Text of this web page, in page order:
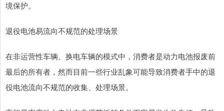
境保护。
退役电池易流向不规范的处理场景
在非运营性车辆、换电车辆的模式中，消费者是动力电池报废前
最后的所有者，然而目前一些行业乱象可能导致消费者手中的退
役电池流向不规范的收集、处理场景。